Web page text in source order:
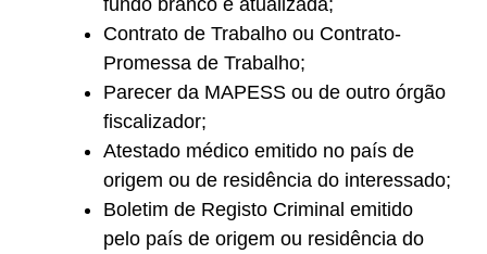
Contrato de Trabalho ou Contrato-
Promessa de Trabalho;
Parecer da MAPESS ou de outro órgão
fiscalizador;
Atestado médico emitido no país de
origem ou de residência do interessado;
Boletim de Registo Criminal emitido
pelo país de origem ou residência do